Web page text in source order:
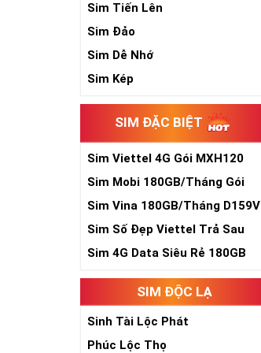
Sim Tiến Lên
Sim Đảo
Sim Dễ Nhớ
Sim Kép
SIM ĐẶC BIỆT
Sim Viettel 4G Gói MXH120
Siêu Rẻ
Sim Mobi 180GB/Tháng Gói
TK159
Sim Vina 180GB/Tháng D159V
Sim Số Đẹp Viettel Trả Sau
Sim 4G Data Siêu Rẻ 180GB
SIM ĐỘC LẠ
Sinh Tài Lộc Phát
Phúc Lộc Thọ